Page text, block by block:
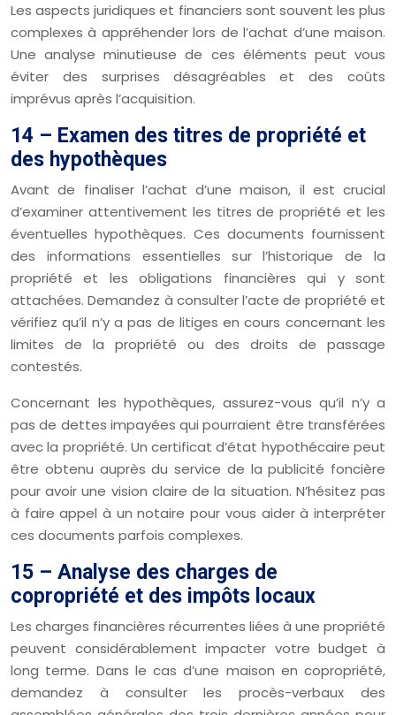
Les aspects juridiques et financiers sont souvent les plus
complexes à appréhender lors de l’achat d’une maison.
Une analyse minutieuse de ces éléments peut vous
éviter des surprises désagréables et des coûts
imprévus après l’acquisition.
14 – Examen des titres de propriété et
des hypothèques
Avant de finaliser l’achat d’une maison, il est crucial
d’examiner attentivement les titres de propriété et les
éventuelles hypothèques. Ces documents fournissent
des informations essentielles sur l’historique de la
propriété et les obligations financières qui y sont
attachées. Demandez à consulter l’acte de propriété et
vérifiez qu’il n’y a pas de litiges en cours concernant les
limites de la propriété ou des droits de passage
contestés.
Concernant les hypothèques, assurez-vous qu’il n’y a
pas de dettes impayées qui pourraient être transférées
avec la propriété. Un certificat d’état hypothécaire peut
être obtenu auprès du service de la publicité foncière
pour avoir une vision claire de la situation. N’hésitez pas
à faire appel à un notaire pour vous aider à interpréter
ces documents parfois complexes.
15 – Analyse des charges de
copropriété et des impôts locaux
Les charges financières récurrentes liées à une propriété
peuvent considérablement impacter votre budget à
long terme. Dans le cas d’une maison en copropriété,
demandez à consulter les procès-verbaux des